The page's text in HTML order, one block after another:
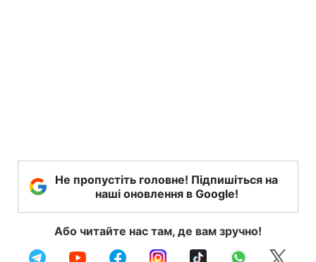
Не пропустіть головне! Підпишіться на
наші оновлення в Google!
Або читайте нас там, де вам зручно!